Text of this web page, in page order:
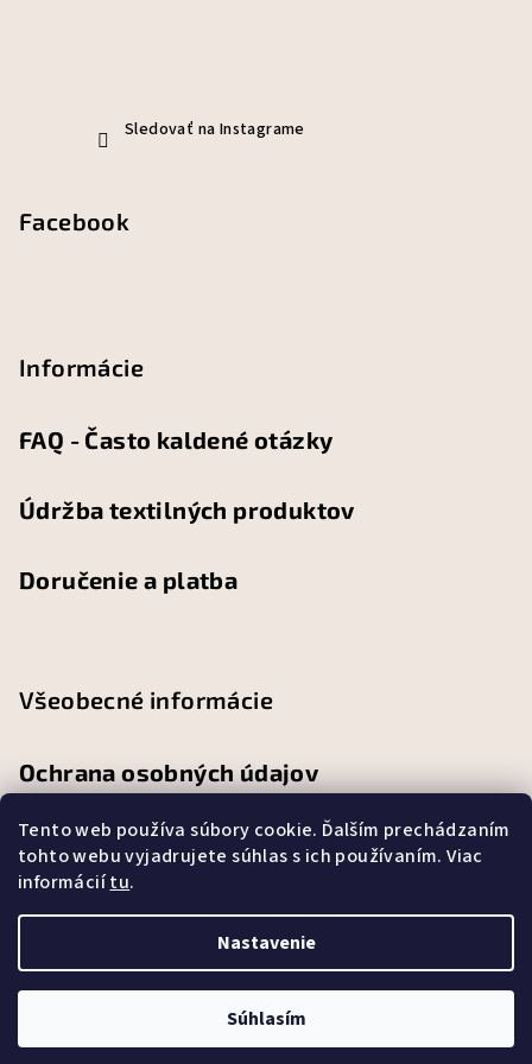
Tento web používa súbory cookie. Ďalším prechádzaním
tohto webu vyjadrujete súhlas s ich používaním. Viac
informáciítu.
Nastavenie
Súhlasím
Sledovať na Instagrame
Facebook
Informácie
FAQ - Často kaldené otázky
Údržba textilných produktov
Doručenie a platba
Všeobecné informácie
Ochrana osobných údajov
Obchodné podmienky
Reklamačný poriadok
Vytvoril Shoptet